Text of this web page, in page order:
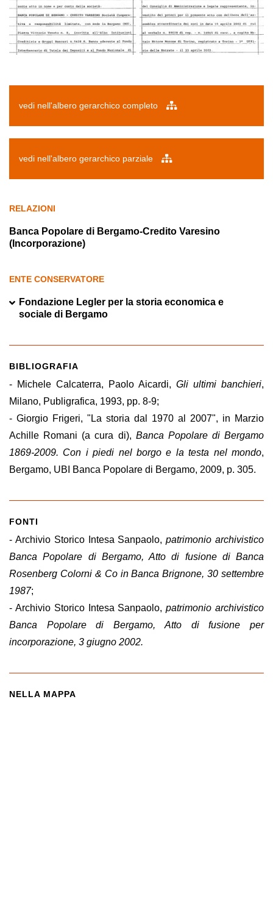
vedi nell'albero gerarchico completo
vedi nell'albero gerarchico parziale
RELAZIONI
Banca Popolare di Bergamo-Credito Varesino
(Incorporazione)
ENTE CONSERVATORE
Fondazione Legler per la storia economica e
sociale di Bergamo
BIBLIOGRAFIA
- Michele Calcaterra, Paolo Aicardi, Gli ultimi banchieri,
Milano, Publigrafica, 1993, pp. 8-9;
- Giorgio Frigeri, "La storia dal 1970 al 2007", in Marzio
Achille Romani (a cura di), Banca Popolare di Bergamo
1869-2009. Con i piedi nel borgo e la testa nel mondo,
Bergamo, UBI Banca Popolare di Bergamo, 2009, p. 305.
FONTI
- Archivio Storico Intesa Sanpaolo,patrimonio archivistico
Banca Popolare di Bergamo, Atto di fusione di Banca
Rosenberg Colorni & Co in Banca Brignone, 30 settembre
1987;
- Archivio Storico Intesa Sanpaolo,patrimonio archivistico
Banca Popolare di Bergamo,Atto di fusione per
incorporazione, 3 giugno 2002.
NELLA MAPPA